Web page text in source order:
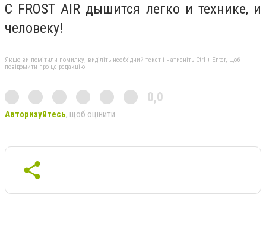
С FROST AIR дышится легко и технике, и
человеку!
Якщо ви помітили помилку, виділіть необхідний текст і натисніть Ctrl + Enter, щоб
повідомити про це редакцію
0,0
Авторизуйтесь, щоб оцінити